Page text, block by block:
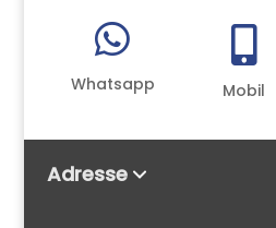

Whatsapp

Mobil
Adresse